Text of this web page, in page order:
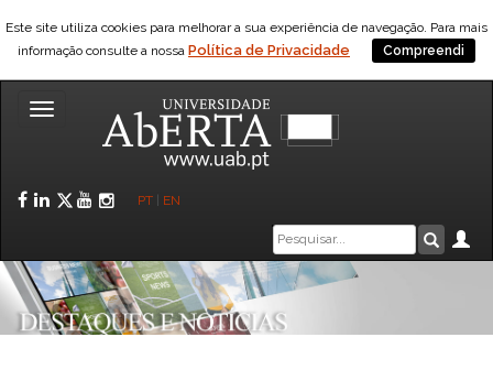
Este site utiliza cookies para melhorar a sua experiência de navegação. Para mais
informação consulte a nossa Política de Privacidade Compreendi
Toggle
Facebook
LinkedIn
Twitter
YouTube
Instagram
PT EN
Caixa
de
pesquisa